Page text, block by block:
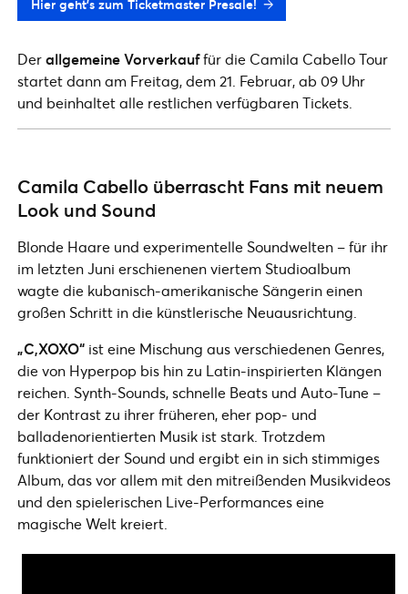
Hier geht’s zum Ticketmaster Presale!
Derallgemeine Vorverkauffür die Camila Cabello Tour
startet dann am Freitag, dem 21. Februar, ab 09 Uhr
und beinhaltet alle restlichen verfügbaren Tickets.
Camila Cabello überrascht Fans mit neuem
Look und Sound
Blonde Haare und experimentelle Soundwelten – für ihr
im letzten Juni erschienenen viertem Studioalbum
wagte die kubanisch-amerikanische Sängerin einen
großen Schritt in die künstlerische Neuausrichtung.
„C,XOXO“ ist eine Mischung aus verschiedenen Genres,
die von Hyperpop bis hin zu Latin-inspirierten Klängen
reichen. Synth-Sounds, schnelle Beats und Auto-Tune –
der Kontrast zu ihrer früheren, eher pop- und
balladenorientierten Musik ist stark. Trotzdem
funktioniert der Sound und ergibt ein in sich stimmiges
Album, das vor allem mit den mitreißenden Musikvideos
und den spielerischen Live-Performances eine
magische Welt kreiert.